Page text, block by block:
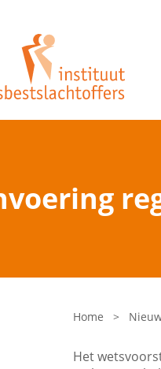
Home >
Het